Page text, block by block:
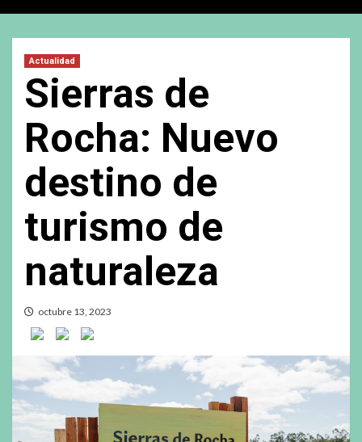
Actualidad
Sierras de
Rocha: Nuevo
destino de
turismo de
naturaleza
octubre 13, 2023